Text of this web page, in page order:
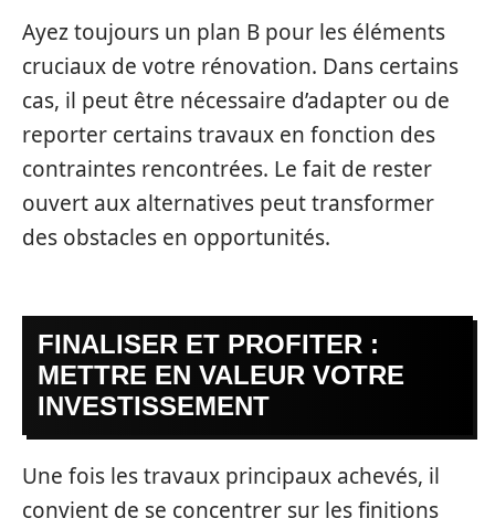
Ayez toujours un plan B pour les éléments
cruciaux de votre rénovation. Dans certains
cas, il peut être nécessaire d’adapter ou de
reporter certains travaux en fonction des
contraintes rencontrées. Le fait de rester
ouvert aux alternatives peut transformer
des obstacles en opportunités.
FINALISER ET PROFITER :
METTRE EN VALEUR VOTRE
INVESTISSEMENT
Une fois les travaux principaux achevés, il
convient de se concentrer sur les finitions